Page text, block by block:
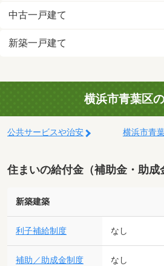
中古一戸建て
新築一戸建て
横浜市青葉区
公共サービスや治安 横浜市青
住まいの給付金（補助金・助成
新築建築
利子補給制度 なし
補助／助成金制度 なし